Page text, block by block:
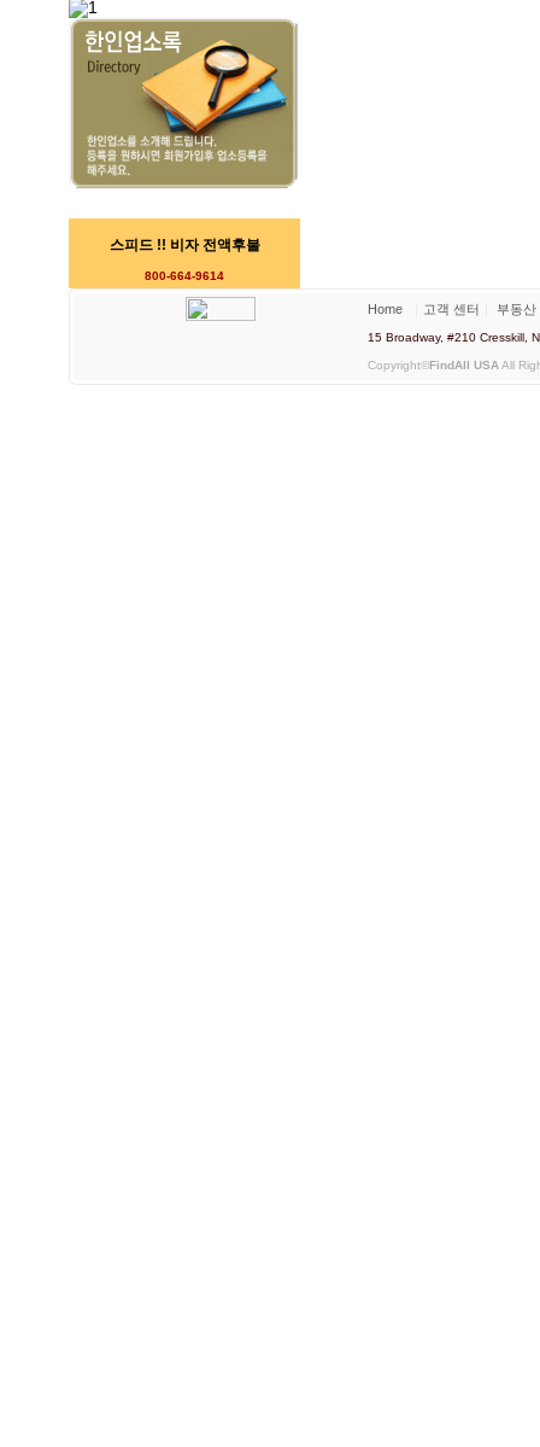
스피드 !! 비자 전액후불
800-664-9614
Home 고객 센터 부동산
15 Broadway, #210 Cresskill,
Copyright©FindAll USAAll